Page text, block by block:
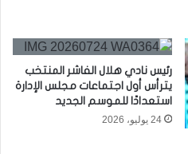
رئيس نادي هلال الفاشر المنتخب
يترأس أول اجتماعات مجلس الإدارة
استعدادًا للموسم الجديد
24 يوليو، 2026